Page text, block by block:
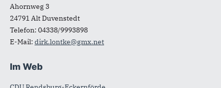
Ahornweg 3
24791Alt Duvenstedt
Telefon: 04338/9993898
E-Mail: dirk.lontke@gmx.net
Im Web